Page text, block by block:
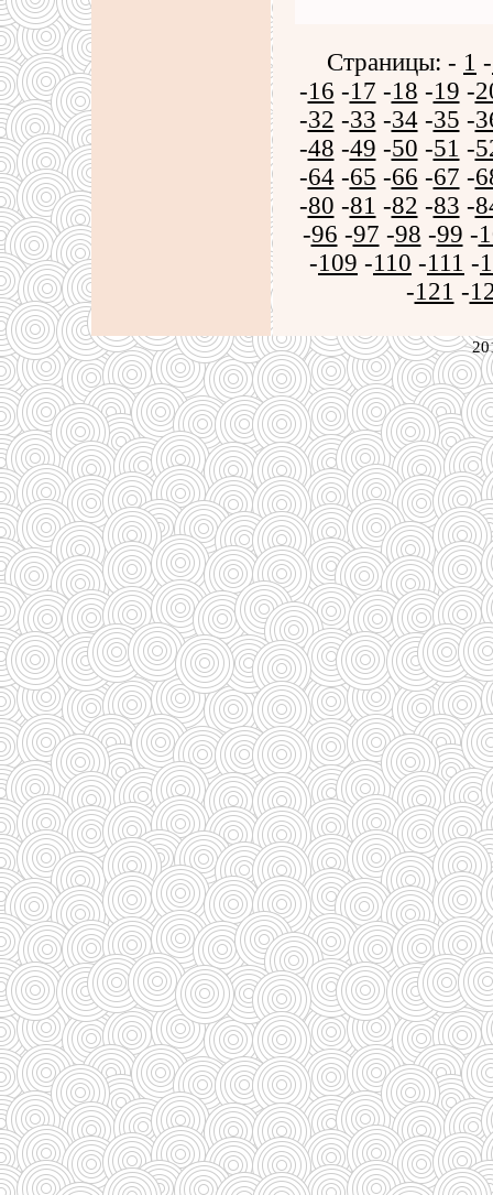
Страницы: - 1 -
-16 -17 -18 -19 -
-32 -33 -34-35 -
-48 -49 -50 -51 -
-64-65 -66 -67 -
-80 -81 -82 -83 -
-96 -97 -98 -99 -
-109 -110 -111 -
-121 -